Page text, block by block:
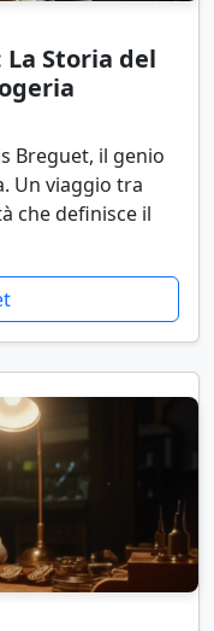
Storia del
Breguet, il genio
Un viaggio tra
che definisce il